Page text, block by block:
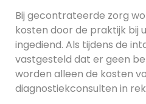
Bij gecontrateerde zorg
kosten door de praktijk bij
ingediend. Als tijdens de
vastgesteld dat er geen
worden alleen de kosten
diagnostiekconsulten in